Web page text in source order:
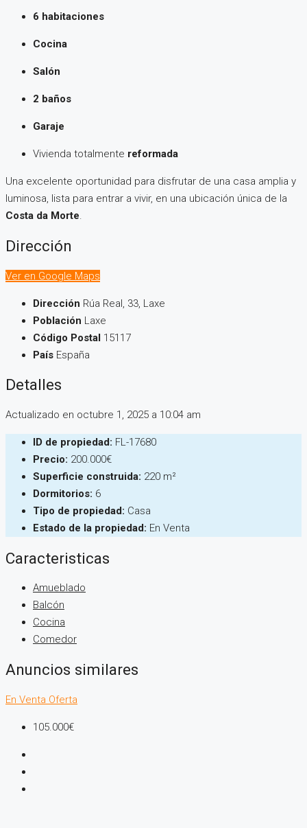
6 habitaciones
Cocina
Salón
2 baños
Garaje
Vivienda totalmente reformada
Una excelente oportunidad para disfrutar de una casa amplia y
luminosa, lista para entrar a vivir, en una ubicación única de la
Costa da Morte.
Dirección
Ver en Google Maps
Dirección Rúa Real, 33, Laxe
Población Laxe
Código Postal 15117
País España
Detalles
Actualizado en octubre 1, 2025 a 10:04 am
ID de propiedad: FL-17680
Precio: 200.000€
Superficie construida: 220 m²
Dormitorios: 6
Tipo de propiedad: Casa
Estado de la propiedad: En Venta
Caracteristicas
Amueblado
Balcón
Cocina
Comedor
Anuncios similares
En Venta Oferta
105.000€